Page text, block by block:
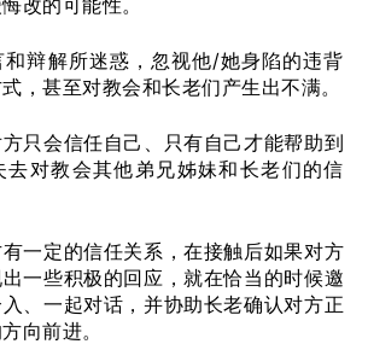
和辩解所迷惑，忽视他/她身陷的违背
，甚至对教会和长老们产生出不满。
只会信任自己、只有自己才能帮助到
去对教会其他弟兄姊妹和长老们的信
一定的信任关系，在接触后如果对方
一些积极的回应，就在恰当的时候邀
、一起对话，并协助长老确认对方正
向前进。